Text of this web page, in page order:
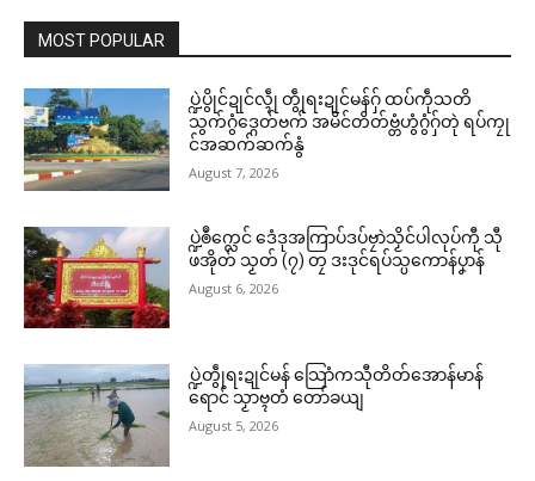
MOST POPULAR
ပ္ဍဲပွိုင်ဍုင်လ္ၚဵု တွဵုရးဍုင်မန်ဂှ် ထပ်ကဵုသတိ
သွက်ဂွံဒ္ဂေတ်ဗက် အမိင်တိတ်ဗ္တံဟွံဂွံဂှ်တုဲ ရပ်ကၠု
င်အဆက်ဆက်နွံ
August 7, 2026
ပ္ဍဲၜဳက္လေင် ဒေံဒုအကြာပ်ဒပ်ဗၠာဲသၟိင်ပါလုပ်ကီု သီု
ဖအိုတ် သၟတ် (၇) တၠ ဒးဒုင်ရပ်သ္ပကောန်ပၞာန်
August 6, 2026
ပ္ဍဲတွဵုရးဍုင်မန် သြောံကသီုတိတ်အောန်မာန်
ရောင် သၟာဗ္ၚတံ တော်ခယျ
August 5, 2026